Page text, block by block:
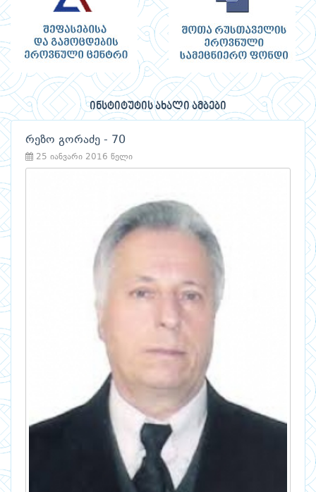
ინსტიტუტის ახალი ამბები
რეზო გორაძე - 70
25 იანვარი 2016 წელი